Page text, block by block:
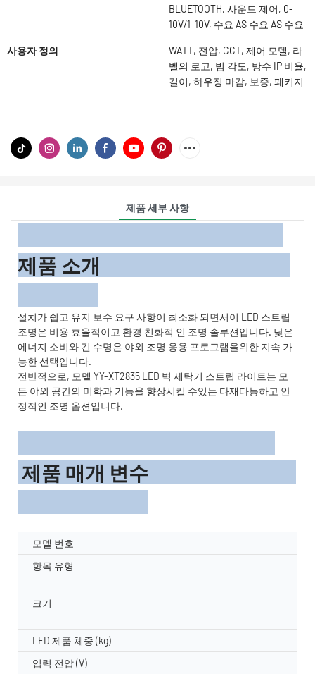
BLUETOOTH, 사운드 제어, 0-
10V/1-10V, 수요 AS 수요 AS 수요
사용자 정의
WATT, 전압, CCT, 제어 모델, 라
벨의 로고, 빔 각도, 방수 IP 비율,
길이, 하우징 마감, 보증, 패키지
제품 세부 사항
제품 소개
설치가 쉽고 유지 보수 요구 사항이 최소화 되면서이 LED 스트립
조명은 비용 효율적이고 환경 친화적 인 조명 솔루션입니다. 낮은
에너지 소비와 긴 수명은 야외 조명 응용 프로그램을위한 지속 가
능한 선택입니다.
전반적으로, 모델 YY-XT2835 LED 벽 세탁기 스트립 라이트는 모
든 야외 공간의 미학과 기능을 향상시킬 수있는 다재다능하고 안
정적인 조명 옵션입니다.
제품 매개 변수
모델 번호
항목 유형
크기
LED 제품 체중 (kg)
입력 전압 (V)